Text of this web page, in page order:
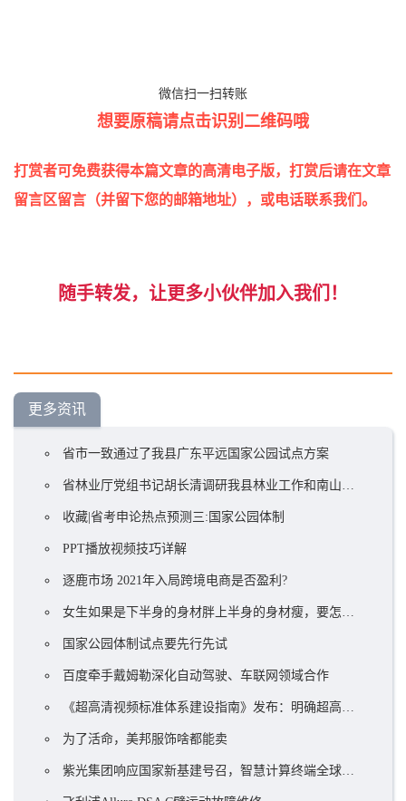
微信扫一扫转账
想要原稿请点击识别二维码哦
打赏者可免费获得本篇文章的高清电子版，打赏后请在文章
留言区留言（并留下您的邮箱地址），或电话联系我们。
随手转发，让更多小伙伴加入我们！
更多资讯
省市一致通过了我县广东平远国家公园试点方案
省林业厅党组书记胡长清调研我县林业工作和南山国家公园体制试点工作
收藏|省考申论热点预测三:国家公园体制
PPT播放视频技巧详解
逐鹿市场 2021年入局跨境电商是否盈利?
女生如果是下半身的身材胖上半身的身材瘦，要怎样搭配衣服——裙子篇
国家公园体制试点要先行先试
百度牵手戴姆勒深化自动驾驶、车联网领域合作
《超高清视频标准体系建设指南》发布：明确超高清标准体系建设目标
为了活命，美邦服饰啥都能卖
紫光集团响应国家新基建号召，智慧计算终端全球总部基地项目落户郑州